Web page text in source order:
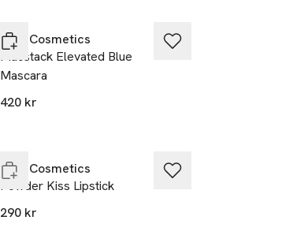
MAC Cosmetics
Macstack Elevated Blue
Mascara
420 kr
MAC Cosmetics
Powder Kiss Lipstick
290 kr